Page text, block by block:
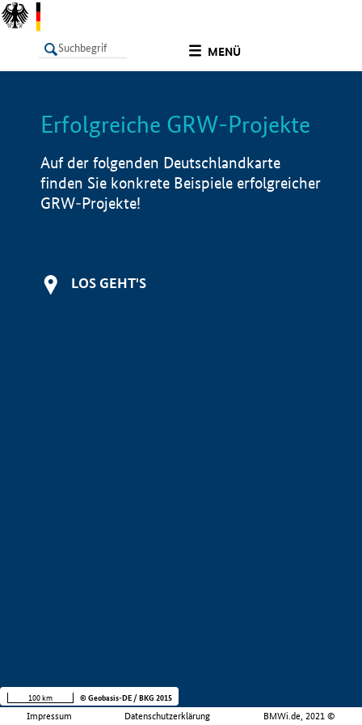
MENÜ
LISTE Info
Erfolgreiche GRW-Projekte
Auf der folgenden Deutschlandkarte
finden Sie konkrete Beispiele erfolgreicher
GRW-Projekte!
LOS GEHT'S
Impressum Datenschutzerklärung BMWi.de, 2021 ©
100 km © Geobasis-DE / BKG 2015